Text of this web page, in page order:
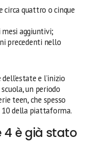
circa quattro o cinque
aggiuntivi;
precedenti nello
e l’inizio
un periodo
teen, che spesso
della piattaforma.
4 è già stato